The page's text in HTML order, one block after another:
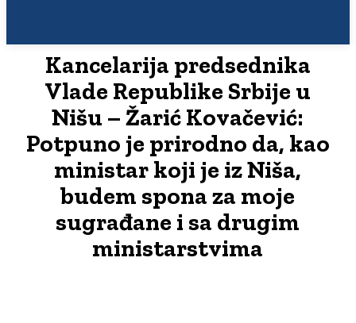
Kancelarija predsednika
Vlade Republike Srbije u
Nišu – Žarić Kovačević:
Potpuno je prirodno da, kao
ministar koji je iz Niša,
budem spona za moje
sugrađane i sa drugim
ministarstvima